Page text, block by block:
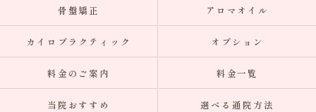
骨盤矯正 アロマオイル
カイロプラクティック オプション
料金のご案内 料金一覧
当院おすすめ 選べる通院方法